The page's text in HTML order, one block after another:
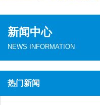
新闻中心
NEWS INFORMATION
热门新闻